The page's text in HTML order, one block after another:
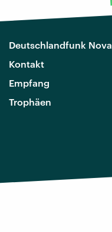
Deutschlandfunk Nova
Kontakt
Empfang
Trophäen